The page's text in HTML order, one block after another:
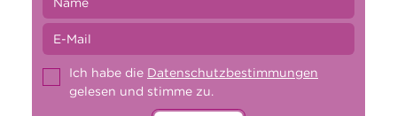
Ich habe die Datenschutzbestimmungen
gelesen und stimme zu.